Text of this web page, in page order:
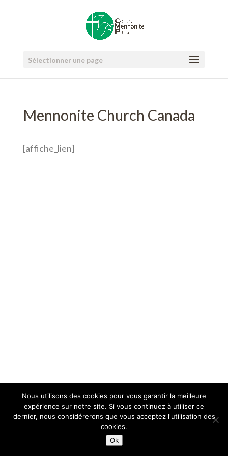
Sélectionner une page
Mennonite Church Canada
[affiche_lien]
Nous utilisons des cookies pour vous garantir la meilleure
expérience sur notre site. Si vous continuez à utiliser ce
dernier, nous considérerons que vous acceptez l'utilisation des
cookies.
Ok